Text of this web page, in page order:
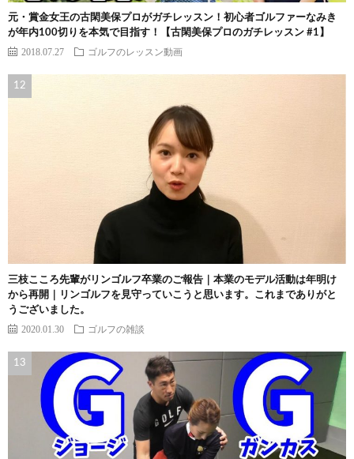
元・賞金女王の古閑美保プロがガチレッスン！初心者ゴルファーなみき
が年内100切りを本気で目指す！【古閑美保プロのガチレッスン #1】
2018.07.27 ゴルフのレッスン動画
三枝こころ先輩がリンゴルフ卒業のご報告｜本業のモデル活動は年明け
から再開｜リンゴルフを見守っていこうと思います。これまでありがと
うございました。
2020.01.30 ゴルフの雑談